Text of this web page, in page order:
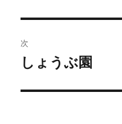
ビ
ゲ
ー
投
稿:
次
次
投
しょうぶ園